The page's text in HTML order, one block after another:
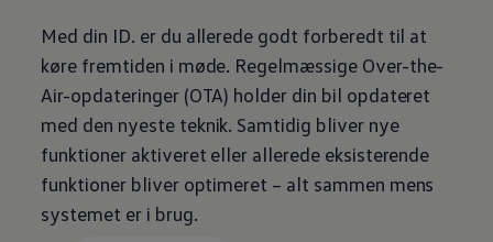
Med din ID. er du allerede godt forberedt til at
køre fremtiden i møde. Regelmæssige Over-the-
Air-opdateringer (OTA) holder din bil opdateret
med den nyeste teknik. Samtidig bliver nye
funktioner aktiveret eller allerede eksisterende
funktioner bliver optimeret – alt sammen mens
systemet er i brug.